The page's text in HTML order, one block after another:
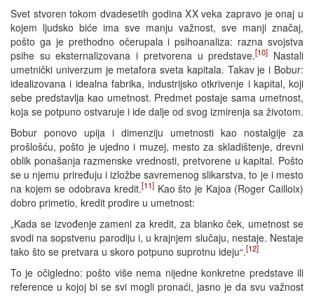
Svet stvoren tokom dvadesetih godina XX veka zapravo je onaj u
kojem ljudsko biće ima sve manju važnost, sve manji značaj,
pošto ga je prethodno očerupala i psihoanaliza: razna svojstva
psihe su eksternalizovana i pretvorena u predstave.[10] Nastali
umetnički univerzum je metafora sveta kapitala. Takav je i Bobur:
idealizovana i idealna fabrika, industrijsko otkrivenje i kapital, koji
sebe predstavlja kao umetnost. Predmet postaje sama umetnost,
koja se potpuno ostvaruje i ide dalje od svog izmirenja sa životom.
Bobur ponovo upija i dimenziju umetnosti kao nostalgije za
prošlošću, pošto je ujedno i muzej, mesto za skladištenje, drevni
oblik ponašanja razmenske vrednosti, pretvorene u kapital. Pošto
se u njemu priređuju i izložbe savremenog slikarstva, to je i mesto
na kojem se odobrava kredit.[11]Kao što je Kajoa (Roger Cailloix)
dobro primetio, kredit prodire u umetnost:
„Kada se izvođenje zameni za kredit, za blanko ček, umetnost se
svodi na sopstvenu parodiju i, u krajnjem slučaju, nestaje. Nestaje
tako što se pretvara u skoro potpuno suprotnu ideju“.[12]
To je očigledno: pošto više nema nijedne konkretne predstave ili
reference u kojoj bi se svi mogli pronaći, jasno je da svu važnost